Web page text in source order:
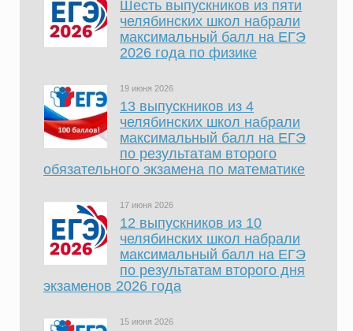
Шесть выпускников из пяти
челябинских школ набрали
максимальный балл на ЕГЭ
2026 года по физике
19 июня 2026
13 выпускников из 4
челябинских школ набрали
максимальный балл на ЕГЭ
по результатам второго
обязательного экзамена по математике
17 июня 2026
12 выпускников из 10
челябинских школ набрали
максимальный балл на ЕГЭ
по результатам второго дня
экзаменов 2026 года
15 июня 2026